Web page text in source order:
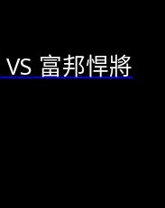
VS 富邦悍將